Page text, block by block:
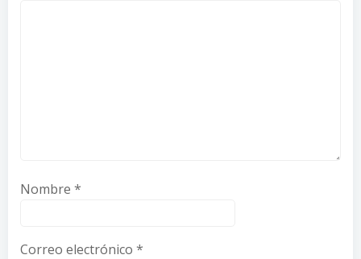
Nombre *
Correo electrónico *